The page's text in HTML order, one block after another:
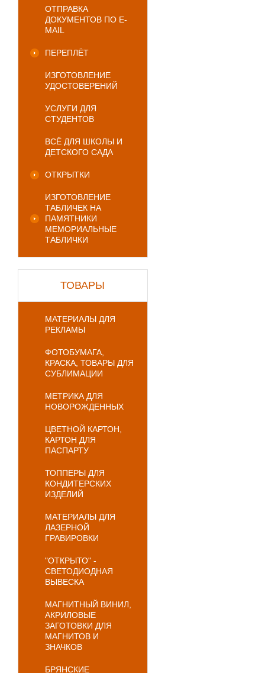
ОТПРАВКА
ДОКУМЕНТОВ ПО E-
MAIL
ПЕРЕПЛЁТ
ИЗГОТОВЛЕНИЕ
УДОСТОВЕРЕНИЙ
УСЛУГИ ДЛЯ
СТУДЕНТОВ
ВСЁ ДЛЯ ШКОЛЫ И
ДЕТСКОГО САДА
ОТКРЫТКИ
ИЗГОТОВЛЕНИЕ
ТАБЛИЧЕК НА
ПАМЯТНИКИ
МЕМОРИАЛЬНЫЕ
ТАБЛИЧКИ
ТОВАРЫ
МАТЕРИАЛЫ ДЛЯ
РЕКЛАМЫ
ФОТОБУМАГА,
КРАСКА, ТОВАРЫ ДЛЯ
СУБЛИМАЦИИ
МЕТРИКА ДЛЯ
НОВОРОЖДЕННЫХ
ЦВЕТНОЙ КАРТОН,
КАРТОН ДЛЯ
ПАСПАРТУ
ТОППЕРЫ ДЛЯ
КОНДИТЕРСКИХ
ИЗДЕЛИЙ
МАТЕРИАЛЫ ДЛЯ
ЛАЗЕРНОЙ
ГРАВИРОВКИ
"ОТКРЫТО" -
СВЕТОДИОДНАЯ
ВЫВЕСКА
МАГНИТНЫЙ ВИНИЛ,
АКРИЛОВЫЕ
ЗАГОТОВКИ ДЛЯ
МАГНИТОВ И
ЗНАЧКОВ
БРЯНСКИЕ